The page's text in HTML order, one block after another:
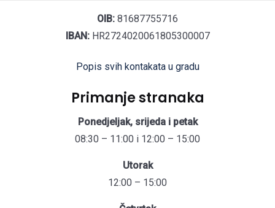
OIB: 81687755716
IBAN:HR2724020061805300007
Popis svih kontakata u gradu
Primanje stranaka
Ponedjeljak, srijeda i petak
08:30 – 11:00 i 12:00 – 15:00
Utorak
12:00 – 15:00